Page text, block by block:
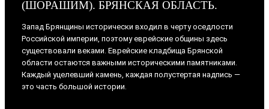
(ШОРАШИМ). БРЯНСКАЯ ОБЛАСТЬ.
Запад Брянщины исторически входил в черту оседлости
Российской империи, поэтому еврейские общины здесь
существовали веками. Еврейские кладбища Брянской
области остаются важными историческими памятниками.
Каждый уцелевший камень, каждая полустертая надпись —
это часть большой истории.